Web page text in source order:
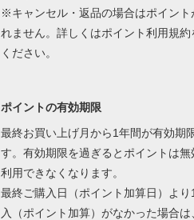
※キャンセル・返品の場合はポイント
れません。詳しくはポイント利用規約
ください。
ポイントの有効期限
最終お買い上げ月から1年間が有効期
す。有効期限を過ぎるとポイントは無
利用できなくなります。
最終ご購入日（ポイント加算日）よ
入（ポイント加算）がなかった場合